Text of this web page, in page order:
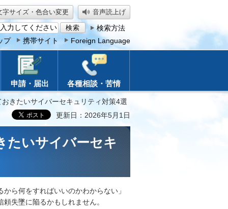
字サイズ・色合い変更 音声読上げ
検索方法
プ
携帯サイト Foreign Language
申請・届出 各種相談・苦情
きたいサイバーセキュリティ対策4選
更新日：2026年5月1日
たいサイバーセキ
ら何をすればいいのかわからない」
失墜に陥るかもしれません。